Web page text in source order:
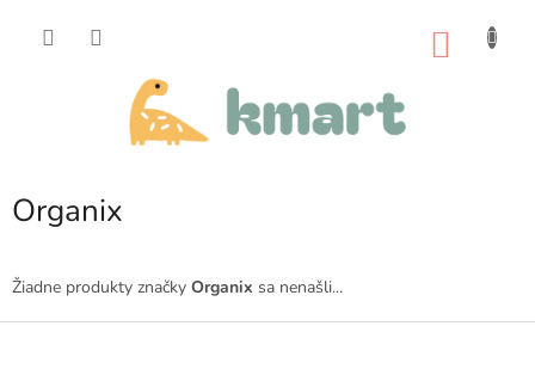
Organix
Žiadne produkty značky Organix sa nenašli...
Z